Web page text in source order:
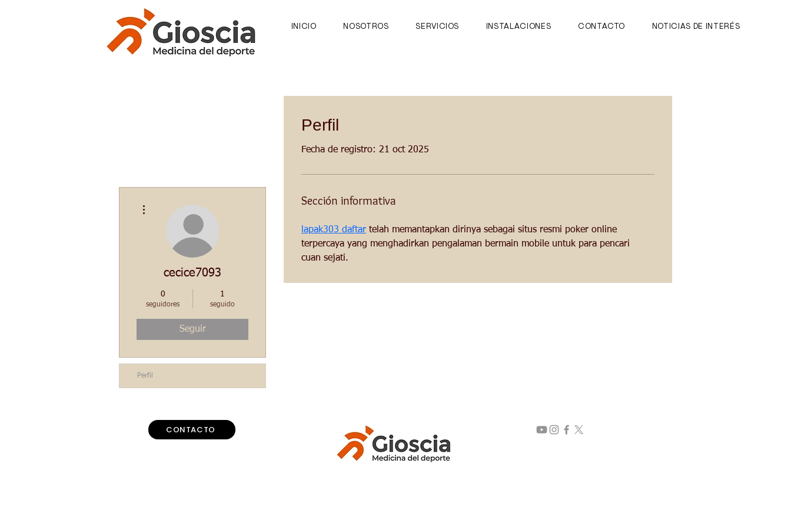
INICIO NOSOTROS SERVICIOS INSTALACIONES CONTACTO NOTICIAS DE INTERÉS
Perfil
Fecha de registro: 21 oct 2025
Sección informativa
lapak303 daftar telah memantapkan dirinya sebagai situs resmi poker online
terpercaya yang menghadirkan pengalaman bermain mobile untuk para pencari
cuan sejati.
cecice7093
0
seguidores
1
seguido
Seguir
Perfil
CONTACTO